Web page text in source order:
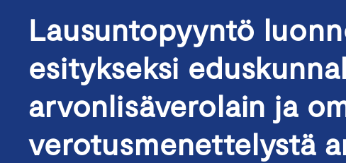
Lausuntopyyntö
esitykseksi
arvonlisäverolain ja
verotusmenettelystä